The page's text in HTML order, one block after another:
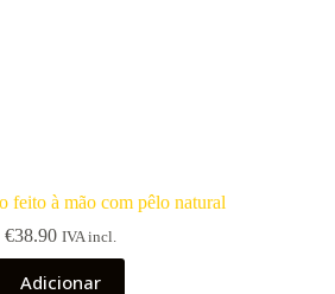
feito à mão com pêlo natural
€38.90 IVA incl.
Adicionar